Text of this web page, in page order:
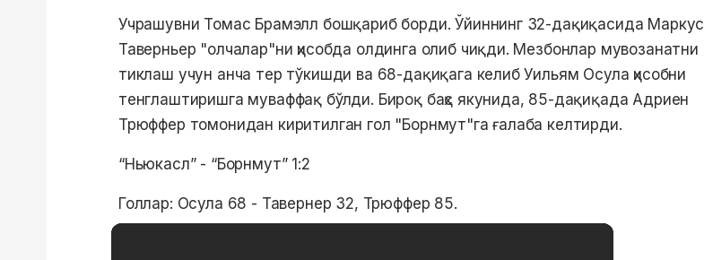
Учрашувни Томас Брамэлл бошқариб борди. Ўйиннинг 32-дақиқасида Маркус
Таверньер "олчалар"ни ҳисобда олдинга олиб чиқди. Мезбонлар мувозанатни
тиклаш учун анча тер тўкишди ва 68-дақиқага келиб Уильям Осула ҳисобни
тенглаштиришга муваффақ бўлди. Бироқ баҳс якунида, 85-дақиқада Адриен
Трюффер томонидан киритилган гол "Борнмут"га ғалаба келтирди.
“Ньюкасл” - “Борнмут” 1:2
Голлар: Осула 68 - Тавернер 32, Трюффер 85.